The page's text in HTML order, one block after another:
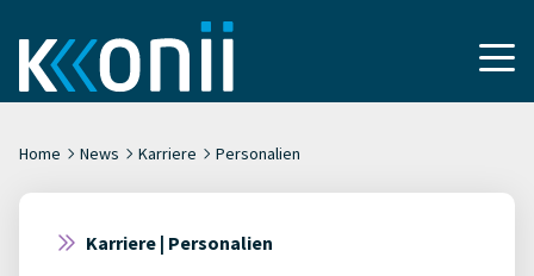
Home News Karriere Personalien
Karriere | Personalien